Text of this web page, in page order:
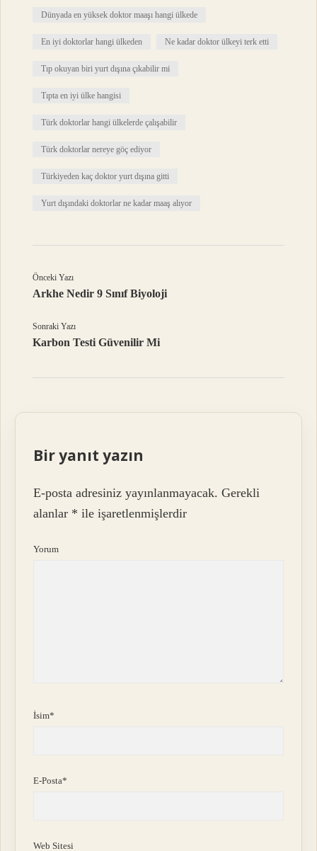
Dünyada en yüksek doktor maaşı hangi ülkede
En iyi doktorlar hangi ülkeden Ne kadar doktor ülkeyi terk etti
Tıp okuyan biri yurt dışına çıkabilir mi
Tıpta en iyi ülke hangisi
Türk doktorlar hangi ülkelerde çalışabilir
Türk doktorlar nereye göç ediyor
Türkiyeden kaç doktor yurt dışına gitti
Yurt dışındaki doktorlar ne kadar maaş alıyor
Önceki Yazı
Arkhe Nedir 9 Sınıf Biyoloji
Sonraki Yazı
Karbon Testi Güvenilir Mi
Bir yanıt yazın
E-posta adresiniz yayınlanmayacak. Gerekli
alanlar * ile işaretlenmişlerdir
Yorum
İsim*
E-Posta*
Web Sitesi